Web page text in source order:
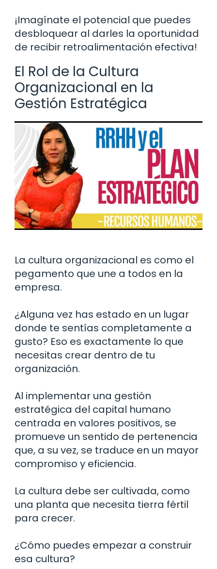
¡Imagínate el potencial que puedes
desbloquear al darles la oportunidad
de recibir retroalimentación efectiva!
El Rol de la Cultura
Organizacional en la
Gestión Estratégica
La cultura organizacional es como el
pegamento que une a todos en la
empresa.
¿Alguna vez has estado en un lugar
donde te sentías completamente a
gusto? Eso es exactamente lo que
necesitas crear dentro de tu
organización.
Al implementar una gestión
estratégica del capital humano
centrada en valores positivos, se
promueve un sentido de pertenencia
que, a su vez, se traduce en un mayor
compromiso y eficiencia.
La cultura debe ser cultivada, como
una planta que necesita tierra fértil
para crecer.
¿Cómo puedes empezar a construir
esa cultura?